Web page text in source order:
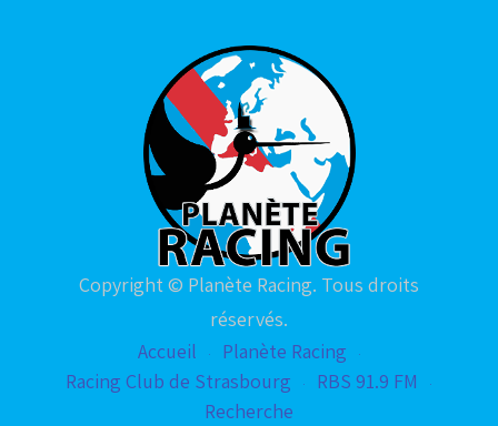
Copyright © Planète Racing. Tous droits
réservés.
Accueil
Planète Racing
Racing Club de Strasbourg
RBS 91.9 FM
Recherche